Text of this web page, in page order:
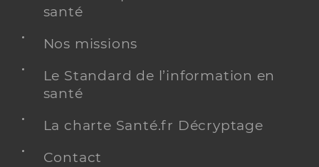
santé
Nos missions
Le Standard de l’information en
santé
La charte Santé.fr Décryptage
Contact